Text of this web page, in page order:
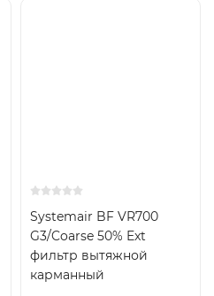
Systemair BF VR700
G3/Coarse 50% Ext
фильтр вытяжной
карманный